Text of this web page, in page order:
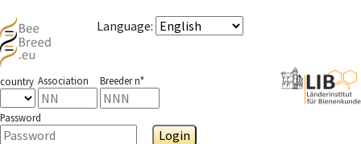
Language:
country Association Breeder n°
Password
Login